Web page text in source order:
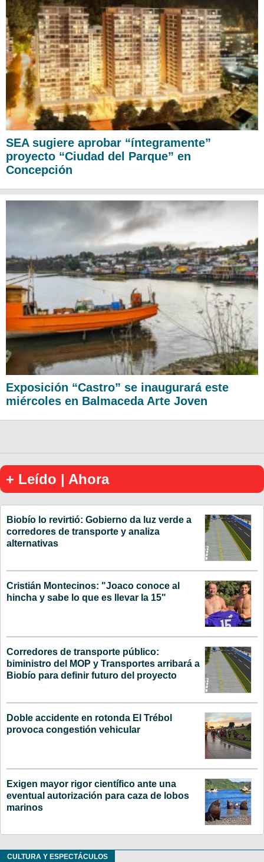
SEA sugiere aprobar “íntegramente”
proyecto “Ciudad del Parque” en
Concepción
Exposición “Castro” se inaugurará este
miércoles en Balmaceda Arte Joven
+ Leído | Ahora
Biobío lo revirtió: Gobierno da luz verde a
corredores de transporte y analiza
alternativas
Cristián Montecinos: "Joaco conoce al
hincha y sabe lo que es llevar la 15"
Corredores de transporte público:
biministro del MOP y Transportes arribará a
Biobío para definir futuro del proyecto
Doble accidente en rotonda El Trébol
provoca congestión vehicular
Exigen mayor rigor científico ante una
eventual autorización para caza de lobos
marinos
CULTURA Y ESPECTÁCULOS